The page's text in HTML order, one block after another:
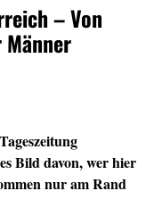
– Von
Bild davon, wer hier
nur am Rand